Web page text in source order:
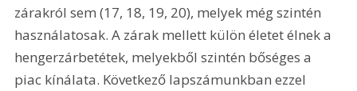
zárakról sem (17, 18, 19, 20), melyek még szintén
használatosak. A zárak mellett külön életet élnek a
hengerzárbetétek, melyekből szintén bőséges a
piac kínálata. Következő lapszámunkban ezzel